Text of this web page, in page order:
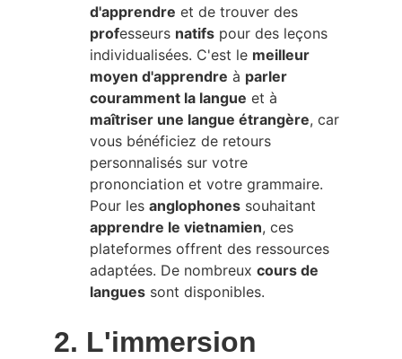
d'apprendre et de trouver des
professeurs natifs pour des leçons
individualisées. C'est le meilleur
moyen d'apprendre à parler
couramment la langue et à
maîtriser une langue étrangère, car
vous bénéficiez de retours
personnalisés sur votre
prononciation et votre grammaire.
Pour les anglophones souhaitant
apprendre le vietnamien, ces
plateformes offrent des ressources
adaptées. De nombreux cours de
langues sont disponibles.
2. L'immersion